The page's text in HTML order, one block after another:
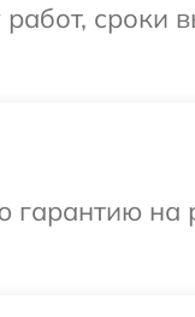
сроки
на